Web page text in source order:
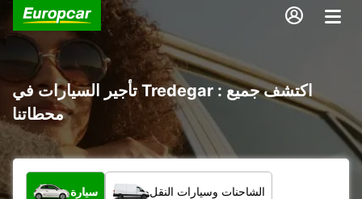
تأجير السيارات في Tredegar : اكتشف جميع
محطاتنا
ما نوع المركبة؟
سيارة الشاحنات وسيارات النقل